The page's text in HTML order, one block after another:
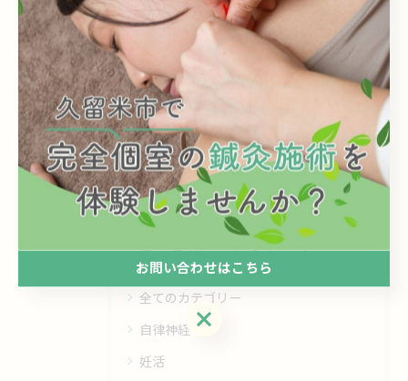
関連タグ
#体質改善 #むくみ
#ダイエット
カテゴリー Categories
全てのカテゴリー
自律神経
妊活
お問い合わせはこちら
お問い合わせはこちら